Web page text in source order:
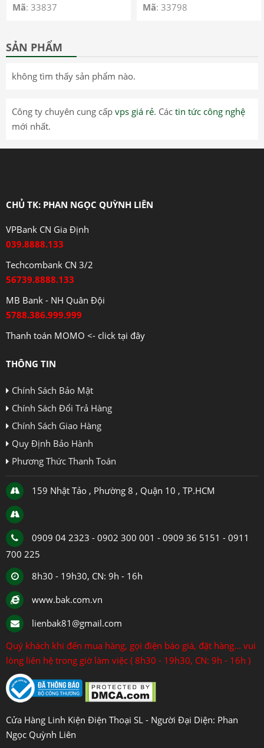
Mã: 33837
Mã: 33798
SẢN PHẨM
không tìm thấy sản phẩm nào.
Công ty chuyên cung cấp vps giá rẻ. Các tin tức công nghệ
mới nhất.
CHỦ TK: PHAN NGỌC QUỲNH LIÊN
VPBank CN Gia Định
039.8888.133
Techcombank CN 3/2
56739.8888.133
MB Bank - NH Quân Đội
5788.386.999.999
Thanh toán MOMO <- click tại đây
THÔNG TIN
Chính Sách Bảo Mật
Chính Sách Đổi Trả Hàng
Chính Sách Giao Hàng
Quy Định Bảo Hành
Phương Thức Thanh Toán
159 Nhật Tảo , Phường 8 , Quận 10 , TP.HCM
0909 04 2323 - 0902 300 001 - 0909 36 5151 - 0911
700 225
8h30 - 19h30, CN: 9h - 16h
www.bak.com.vn
lienbak81@gmail.com
Quý khách khi đến mua hàng, gọi điện báo giá, đặt hàng... vui
lòng liên hệ trong giờ làm việc ( 8h30 - 19h30, CN: 9h - 16h )
Cửa Hàng Linh Kiện Điện Thoại SL - Người Đại Diện: Phan
Ngọc Quỳnh Liên